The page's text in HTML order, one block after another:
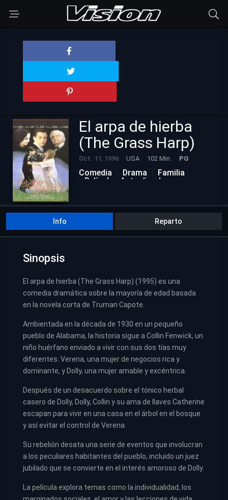
El arpa de hierba
(The Grass Harp)
Oct. 11, 1996 USA 102 Min. PG
Comedia Drama
Familia
Películas Actualizadas
Info Reparto
Sinopsis
El arpa de hierba (The Grass Harp) (1995) es una
comedia dramática sobre la mayoría de edad basada
en la novela corta de Truman Capote.
Ambientada en la década de 1930 en un pequeño
pueblo de Alabama, la historia sigue a Collin Fenwick, un
niño huérfano enviado a vivir con sus dos tías muy
diferentes: Verena, una mujer de negocios rica y
dominante, y Dolly, una mujer amable y excéntrica.
Después de un desacuerdo sobre el tónico herbal
casero de Dolly, Dolly, Collin y su ama de llaves Catherine
escapan para vivir en una casa en el árbol en el bosque
y así evitar el control de Verena.
Su rebelión desata una serie de eventos que involucran
a los peculiares habitantes del pueblo, incluido un juez
jubilado que se convierte en el interés amoroso de Dolly.
La película explora temas como la individualidad, los